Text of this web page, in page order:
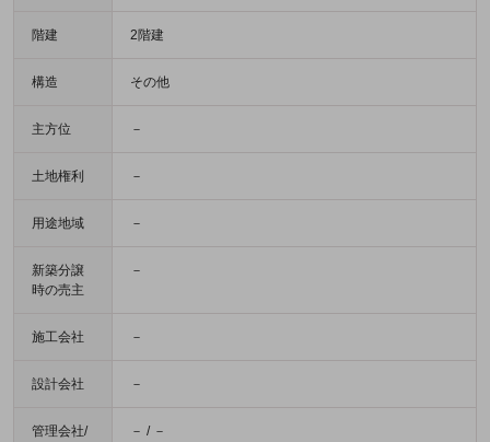
階建 2階建
構造 その他
主方位 －
土地権利 －
用途地域 －
新築分譲
時の売主
－
施工会社 －
設計会社 －
管理会社/
－ / －